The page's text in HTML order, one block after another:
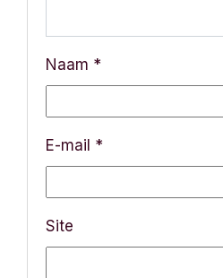
Naam *
E-mail *
Site